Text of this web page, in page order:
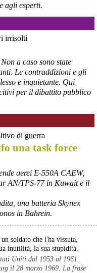
media, la Russia
l'Unicef: "Stop agli
(Unicef) ha ribadito il suo
i loro obblighi ai
in particolare per quanto
agli esperti.
irrisolti
a caso sono state
Le contraddizioni e gli
e inquietante. Qui
per il dibattito pubblico
di guerra
una task force
aerei E-550A CAEW,
AN/TPS-77 in Kuwait e il
una batteria Skynex
in Bahrein.
soldato che l'ha vissuta,
inutilità, la sua stupidità.
Uniti dal 1953 al 1961.
il 28 marzo 1969. La frase